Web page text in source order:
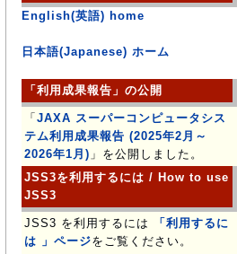
English(英語) home
日本語(Japanese) ホーム
「利用成果報告」の公開
「 JAXA スーパーコンピュータシス
テム利用成果報告 (2025年2月～
2026年1月) 」を公開しました。
JSS3を利用するには / How to use
JSS3
JSS3 を利用するには
「利用するに
は 」ページをご覧ください。